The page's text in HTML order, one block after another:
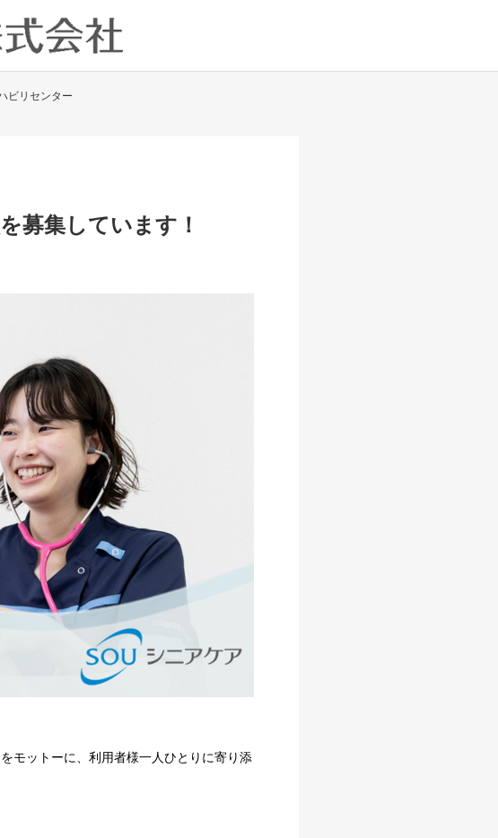
ビリセンター
募集しています！
モットーに、利用者様一人ひとりに寄り添